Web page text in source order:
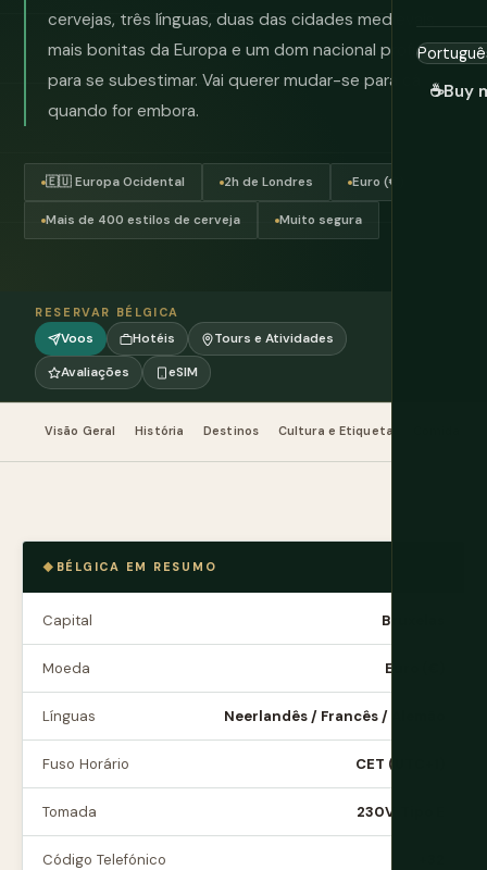
☕Buy
cervejas, três línguas, duas das cidades medievais
mais bonitas da Europa e um dom nacional profundo
para se subestimar. Vai querer mudar-se para cá
quando for embora.
🇪🇺 Europa Ocidental 2h de Londres Euro (€)
Mais de 400 estilos de cerveja Muito segura
RESERVAR BÉLGICA
Voos Hotéis
Tours e Atividades
Avaliações
eSIM
Visão Geral História Destinos Cultura e Etiqueta
BÉLGICA EM RESUMO
Capital Bruxelas
Moeda Euro (€)
Línguas Neerlandês / Francês / Alemão
Fuso Horário CET (UTC+1)
Tomada 230V, Tipo E
Código Telefónico